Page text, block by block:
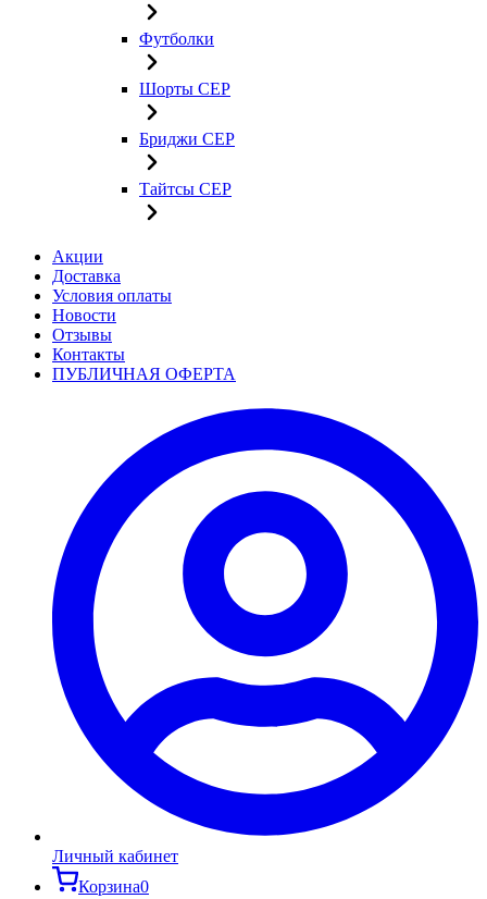
Футболки
Шорты CEP
Бриджи CEP
Тайтсы CEP
Акции
Доставка
Условия оплаты
Новости
Отзывы
Контакты
ПУБЛИЧНАЯ ОФЕРТА
Личный кабинет
Корзина0